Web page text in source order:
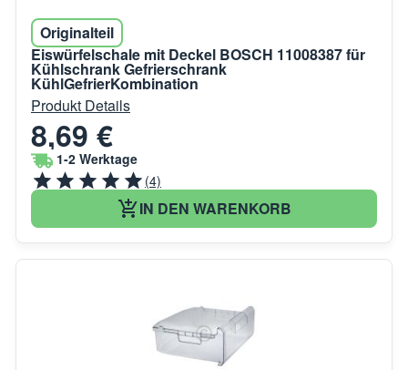
Originalteil
Eiswürfelschale mit Deckel BOSCH 11008387 für
Kühlschrank Gefrierschrank
KühlGefrierKombination
Produkt Details
8,69 €
1-2 Werktage
(4)
IN DEN WARENKORB